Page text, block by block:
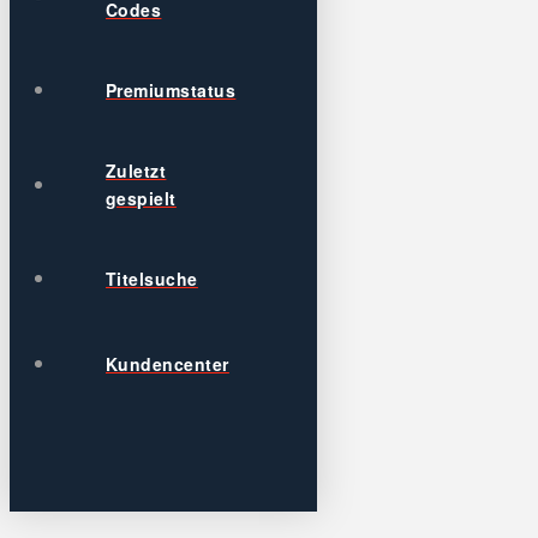
Codes
Premiumstatus
Zuletzt
gespielt
Titelsuche
Kundencenter